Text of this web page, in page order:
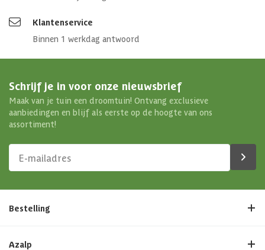
Klantenservice
Binnen 1 werkdag antwoord
Schrijf je in voor onze nieuwsbrief
Maak van je tuin een droomtuin! Ontvang exclusieve
aanbiedingen en blijf als eerste op de hoogte van ons
assortiment!
Bestelling
Azalp